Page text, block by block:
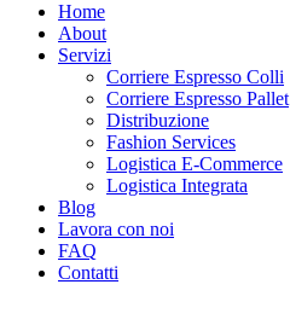
Home
About
Servizi
Corriere Espresso Colli
Corriere Espresso Pallet
Distribuzione
Fashion Services
Logistica E-Commerce
Logistica Integrata
Blog
Lavora con noi
FAQ
Contatti